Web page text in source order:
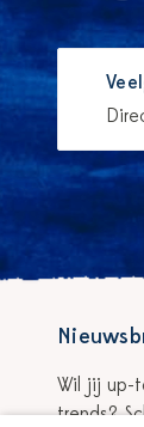
Wil jij up-
trends?